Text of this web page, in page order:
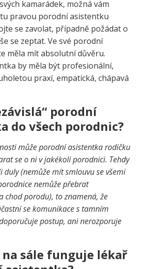
kamarádek, možná vám
pravou porodní asistentku
se zavolat, případně požádat o
se zeptat. Ve své porodní
měla mít absolutní důvěru.
by měla být profesionální,
praxí, empatická, chápavá
porodní
do všech porodnic?
může porodní asistentka rodičku
se o ni v jakékoli porodnici. Tehdy
duly (nemůže mít smlouvu se všemi
nemůže přebrat
chod porodu), to znamená, že
se komunikace s tamním
postup, ani nerozporuje
na sále funguje lékař